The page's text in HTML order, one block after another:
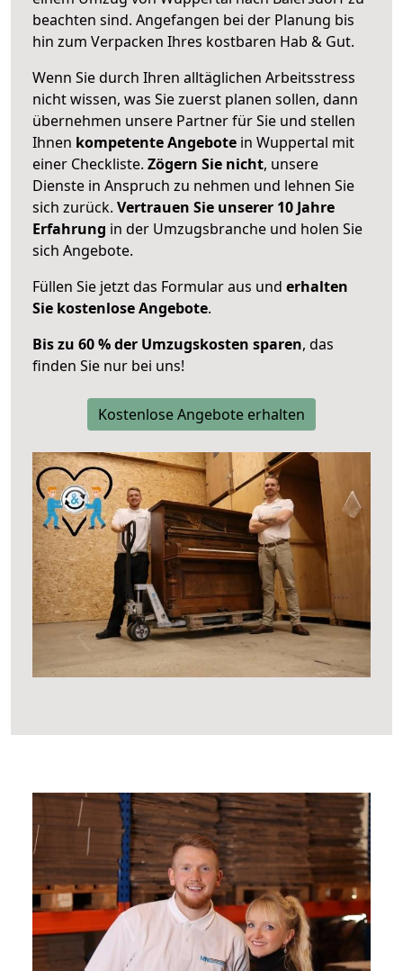
beachten sind. Angefangen bei der Planung bis
hin zum Verpacken Ihres kostbaren Hab & Gut.
Wenn Sie durch Ihren alltäglichen Arbeitsstress
nicht wissen, was Sie zuerst planen sollen, dann
übernehmen unsere Partner für Sie und stellen
Ihnen kompetente Angebote in Wuppertal mit
einer Checkliste. Zögern Sie nicht, unsere
Dienste in Anspruch zu nehmen und lehnen Sie
sich zurück. Vertrauen Sie unserer 10 Jahre
Erfahrung in der Umzugsbranche und holen Sie
sich Angebote.
Füllen Sie jetzt das Formular aus und erhalten
Sie kostenlose Angebote.
Bis zu 60 % der Umzugskosten sparen, das
finden Sie nur bei uns!
Kostenlose Angebote erhalten